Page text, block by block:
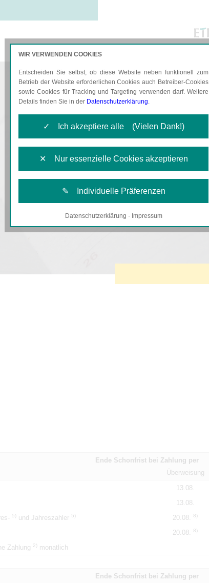
AKTUELLES KARRIERE
Ende Schonfrist bei Zahlung per
Überweisung
13.08.
13.08.
5) und Jahreszahler 5) 20.08. 8)
20.08. 8)
Zahlung 2) monatlich
Ende Schonfrist bei Zahlung per
WIR VERWENDEN COOKIES
Entscheiden Sie selbst, ob diese Website neben funktionell zum
Betrieb der Website erforderlichen Cookies auch Betreiber-Cookies
sowie Cookies für Tracking und Targeting verwenden darf. Weitere
Details finden Sie in der Datenschutzerklärung.
✓ Ich akzeptiere alle (Vielen Dank!)
✕ Nur essenzielle Cookies akzeptieren
✎ Individuelle Präferenzen
Notwendige Cookies
Datenschutzerklärung · Impressum